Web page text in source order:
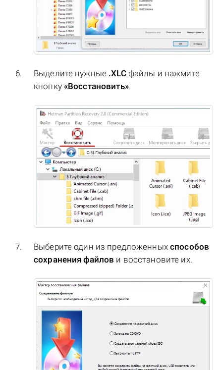
Выделите нужные .XLCфайлы и нажмите
кнопку «Восстановить».
Выберите один из предложенных способов
сохранения файлов и восстановите их.